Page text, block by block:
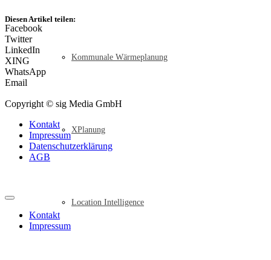
Kommunale Wärmeplanung
XPlanung
Location Intelligence
Diesen Artikel teilen:
Facebook
Twitter
LinkedIn
XING
WhatsApp
Email
Copyright © sig Media GmbH
Kontakt
Impressum
Datenschutzerklärung
AGB
Kontakt
Impressum